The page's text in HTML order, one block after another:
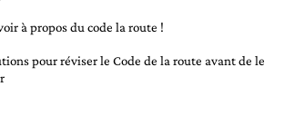
à propos du code la route !
pour réviser le Code de la route avant de le